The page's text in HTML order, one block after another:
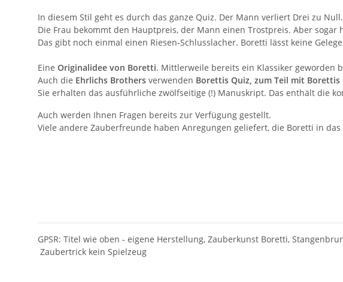
In diesem Stil geht es durch das ganze Quiz. Der Mann verliert Drei zu Null.
Die Frau bekommt den Hauptpreis, der Mann einen Trostpreis. Aber sogar
Das gibt noch einmal einen Riesen-Schlusslacher. Boretti lässt keine
Eine Originalidee von Boretti. Mittlerweile bereits ein Klassiker geworden
Auch die Ehrlichs Brothers verwenden Borettis Quiz, zum Teil mit Borettis
Sie erhalten das ausführliche zwölfseitige (!) Manuskript. Das enthält die
Auch werden Ihnen Fragen bereits zur Verfügung gestellt.
Viele andere Zauberfreunde haben Anregungen geliefert, die Boretti in
GPSR: Titel wie oben - eigene Herstellung, Zauberkunst Boretti,
Zaubertrick kein Spielzeug